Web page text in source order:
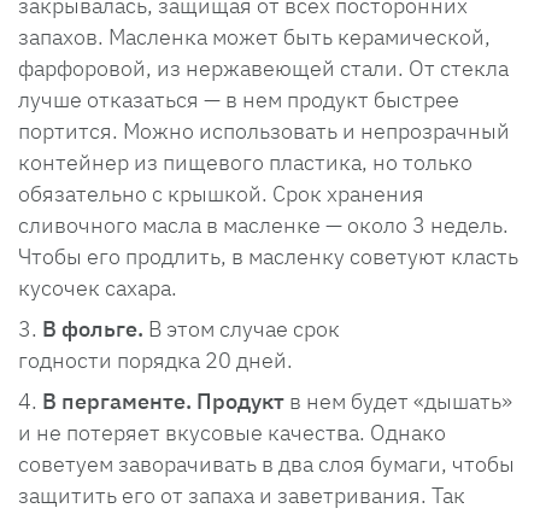
запахов. Масленка может быть керамической,
фарфоровой, из нержавеющей стали. От стекла
лучше отказаться — в нем продукт быстрее
портится. Можно использовать и непрозрачный
контейнер из пищевого пластика, но только
обязательно с крышкой. Срок хранения
сливочного масла в масленке — около 3 недель.
Чтобы его продлить, в масленку советуют класть
кусочек сахара.
В фольге. В этом случае срок
годности порядка 20 дней.
В пергаменте. Продукт в нем будет «дышать»
и не потеряет вкусовые качества. Однако
советуем заворачивать в два слоя бумаги, чтобы
защитить его от запаха и заветривания. Так